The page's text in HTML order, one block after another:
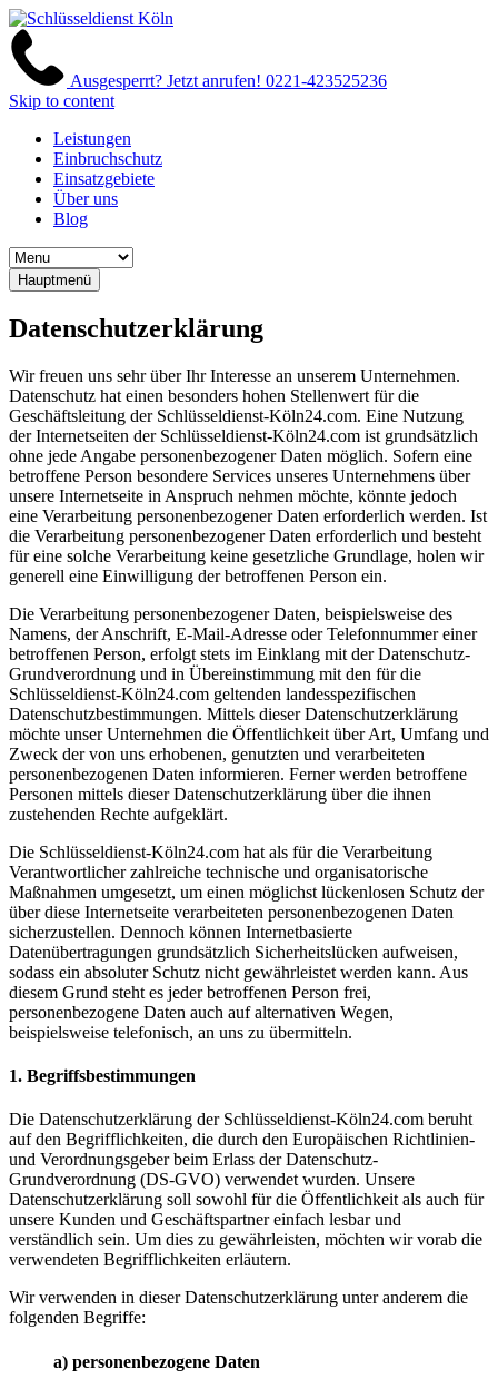
Ausgesperrt? Jetzt anrufen! 0221-423525236
Skip to content
Leistungen
Einbruchschutz
Einsatzgebiete
Über uns
Blog
Hauptmenü
Datenschutzerklärung
Wir freuen uns sehr über Ihr Interesse an unserem Unternehmen.
Datenschutz hat einen besonders hohen Stellenwert für die
Geschäftsleitung der Schlüsseldienst-Köln24.com. Eine Nutzung
der Internetseiten der Schlüsseldienst-Köln24.com ist grundsätzlich
ohne jede Angabe personenbezogener Daten möglich. Sofern eine
betroffene Person besondere Services unseres Unternehmens über
unsere Internetseite in Anspruch nehmen möchte, könnte jedoch
eine Verarbeitung personenbezogener Daten erforderlich werden. Ist
die Verarbeitung personenbezogener Daten erforderlich und besteht
für eine solche Verarbeitung keine gesetzliche Grundlage, holen wir
generell eine Einwilligung der betroffenen Person ein.
Die Verarbeitung personenbezogener Daten, beispielsweise des
Namens, der Anschrift, E-Mail-Adresse oder Telefonnummer einer
betroffenen Person, erfolgt stets im Einklang mit der Datenschutz-
Grundverordnung und in Übereinstimmung mit den für die
Schlüsseldienst-Köln24.com geltenden landesspezifischen
Datenschutzbestimmungen. Mittels dieser Datenschutzerklärung
möchte unser Unternehmen die Öffentlichkeit über Art, Umfang und
Zweck der von uns erhobenen, genutzten und verarbeiteten
personenbezogenen Daten informieren. Ferner werden betroffene
Personen mittels dieser Datenschutzerklärung über die ihnen
zustehenden Rechte aufgeklärt.
Die Schlüsseldienst-Köln24.com hat als für die Verarbeitung
Verantwortlicher zahlreiche technische und organisatorische
Maßnahmen umgesetzt, um einen möglichst lückenlosen Schutz der
über diese Internetseite verarbeiteten personenbezogenen Daten
sicherzustellen. Dennoch können Internetbasierte
Datenübertragungen grundsätzlich Sicherheitslücken aufweisen,
sodass ein absoluter Schutz nicht gewährleistet werden kann. Aus
diesem Grund steht es jeder betroffenen Person frei,
personenbezogene Daten auch auf alternativen Wegen,
beispielsweise telefonisch, an uns zu übermitteln.
1. Begriffsbestimmungen
Die Datenschutzerklärung der Schlüsseldienst-Köln24.com beruht
auf den Begrifflichkeiten, die durch den Europäischen Richtlinien-
und Verordnungsgeber beim Erlass der Datenschutz-
Grundverordnung (DS-GVO) verwendet wurden. Unsere
Datenschutzerklärung soll sowohl für die Öffentlichkeit als auch für
unsere Kunden und Geschäftspartner einfach lesbar und
verständlich sein. Um dies zu gewährleisten, möchten wir vorab die
verwendeten Begrifflichkeiten erläutern.
Wir verwenden in dieser Datenschutzerklärung unter anderem die
folgenden Begriffe:
a) personenbezogene Daten